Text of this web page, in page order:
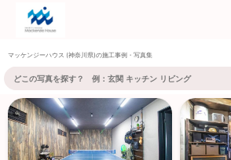
マッケンジーハウス (神奈川県)の施工事例・写真集